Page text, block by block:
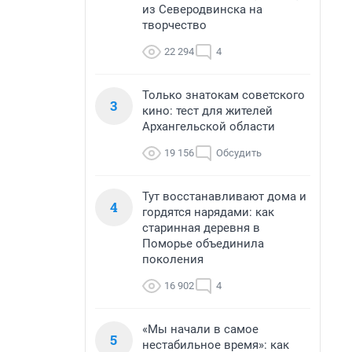
из Северодвинска на
творчество
22 294 4
3
Только знатокам советского
кино: тест для жителей
Архангельской области
19 156 Обсудить
4
Тут восстанавливают дома и
гордятся нарядами: как
старинная деревня в
Поморье объединила
поколения
16 902 4
5
«Мы начали в самое
нестабильное время»: как